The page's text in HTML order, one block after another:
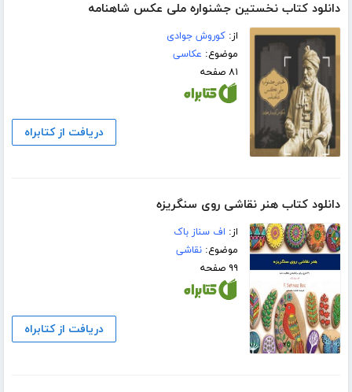
دانلود کتاب نخستین جشنواره ملی عکس شاهنامه
از:کوروش جوادی
موضوع: عکاسی
۸۱ صفحه
دریافت از کتابراه
دانلود کتاب هنر نقاشی روی سنگریزه
از: اف سناز باک
موضوع:نقاشی
۹۹ صفحه
دریافت از کتابراه